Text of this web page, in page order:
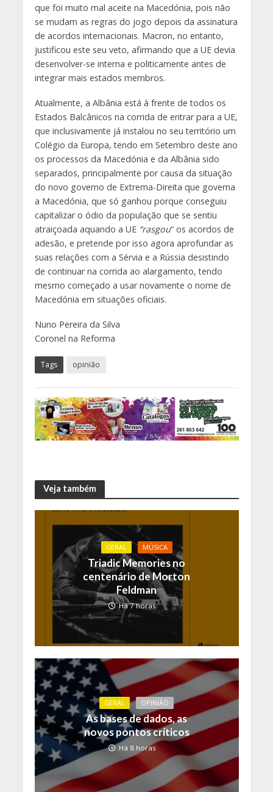
que foi muito mal aceite na Macedónia, pois não
se mudam as regras do jogo depois da assinatura
de acordos internacionais. Macron, no entanto,
justificou este seu veto, afirmando que a UE devia
desenvolver-se interna e politicamente antes de
integrar mais estados membros.
Atualmente, a Albânia está à frente de todos os
Estados Balcânicos na corrida de entrar para a UE,
que inclusivamente já instalou no seu território um
Colégio da Europa, tendo em Setembro deste ano
os processos da Macedónia e da Albânia sido
separados, principalmente por causa da situação
do novo governo de Extrema-Direita que governa
a Macedónia, que só ganhou porque conseguiu
capitalizar o ódio da população que se sentiu
atraiçoada aquando a UE “rasgou“ os acordos de
adesão, e pretende por isso agora aprofundar as
suas relações com a Sérvia e a Rússia desistindo
de continuar na corrida ao alargamento, tendo
mesmo começado a usar novamente o nome de
Macedónia em situações oficiais.
Nuno Pereira da Silva
Coronel na Reforma
Tags opinião
Veja também
GERAL MÚSICA
Triadic Memories no
centenário de Morton
Feldman
Há 7 horas
GERAL OPINIÃO
As bases de dados, as
novos pontos críticos
Há 8 horas